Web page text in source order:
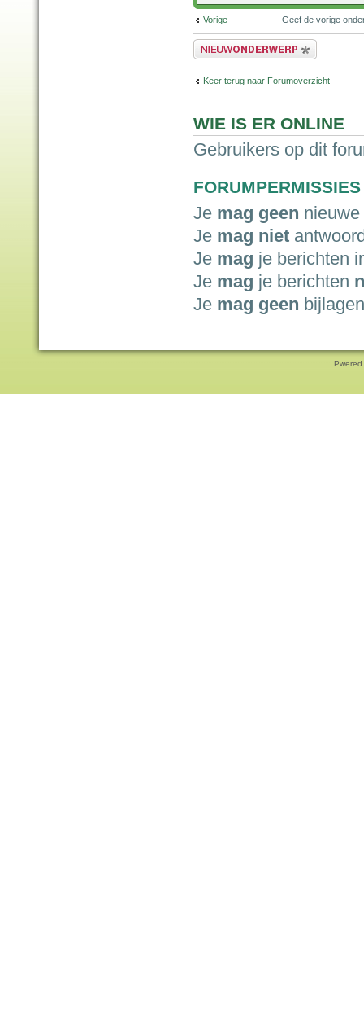
Vorige Geef de vorige
Plaats een nieuw bericht
Keer terug naar Forumoverzicht
WIE IS ER ONLINE
Gebruikers op dit
FORUMPERMISSIES
Je mag geen
Je mag niet
Je mag je berichten
Je mag je berichten
Je mag geen